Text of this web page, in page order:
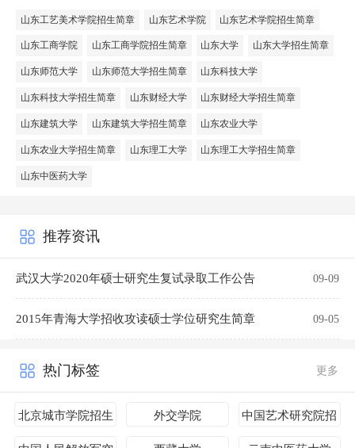
山东工艺美术学院招生简章 山东艺术学院 山东艺术学院招生简章
山东工商学院 山东工商学院招生简章 山东大学 山东大学招生简章
山东师范大学 山东师范大学招生简章 山东科技大学
山东科技大学招生简章 山东财经大学 山东财经大学招生简章
山东建筑大学 山东建筑大学招生简章 山东农业大学
山东农业大学招生简章 山东理工大学 山东理工大学招生简章
山东中医药大学
推荐资讯
武汉大学2020年硕士研究生复试录取工作公告 09-09
2015年青海大学招收攻读硕士学位研究生简章 09-05
热门标签 更多
北京城市学院招生
外交学院
中国艺术研究院招